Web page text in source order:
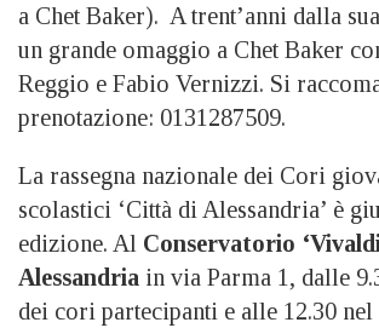
a Chet Baker). A trent’anni dalla
un grande omaggio a Chet Baker
Reggio e Fabio Vernizzi. Si
prenotazione: 0131287509.
La rassegna nazionale dei Cori
scolastici ‘Città di Alessandria’ è
edizione. Al Conservatorio
Alessandria in via Parma 1, dalle
dei cori partecipanti e alle 12.30